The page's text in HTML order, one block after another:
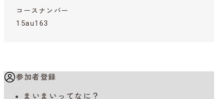
コースナンバー
15au163
参加者登録
まいまいってなに？